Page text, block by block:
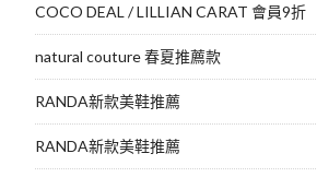
COCO DEAL / LILLIAN CARAT 會員9折
natural couture 春夏推薦款
RANDA新款美鞋推薦
RANDA新款美鞋推薦